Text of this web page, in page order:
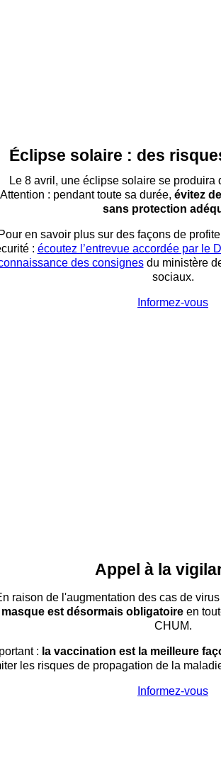
Éclipse solaire : des
Le 8 avril, une éclipse solaire se produira
Attention : pendant toute sa durée, évitez
sans protection
Pour en savoir plus sur des façons de
: écoutez l’entrevue accordée par le
des consignesdu ministère
sociaux.
Informez-vous
Appel à la
raison de l'augmentation des cas de
masque est désormais obligatoire en
CHUM.
: la vaccination est la meilleure
les risques de propagation de la
Informez-vous